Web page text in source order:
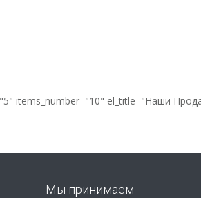
items_number="10" el_title="Наши
Мы принимаем